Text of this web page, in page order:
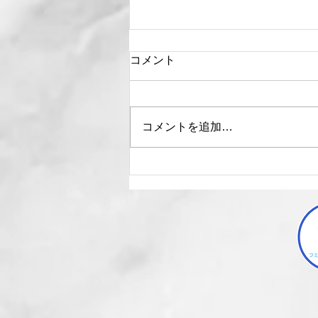
研修風景～その５０～
コメント
コメントを追加…